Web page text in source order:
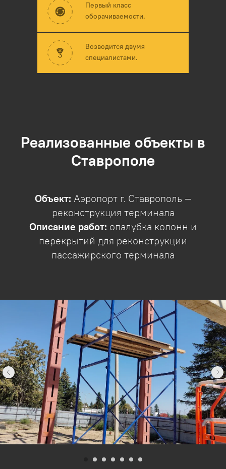
Первый класс
оборачиваемости.
Возводится двумя
специалистами.
Реализованные объекты в
Ставрополе
Объект: Аэропорт г. Ставрополь —
реконструкция терминала
Описание работ: опалубка колонн и
перекрытий для реконструкции
пассажирского терминала